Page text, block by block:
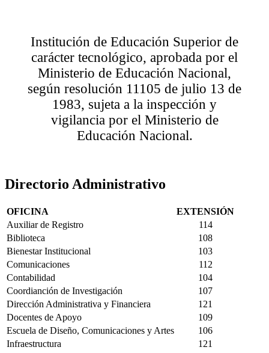
Institución de Educación Superior de
carácter tecnológico, aprobada por el
Ministerio de Educación Nacional,
según resolución 11105 de julio 13 de
1983, sujeta a la inspección y
vigilancia por el Ministerio de
Educación Nacional.
Directorio Administrativo
OFICINA
EXTENSIÓN
Auxiliar de Registro
114
Biblioteca
108
Bienestar Institucional
103
Comunicaciones
112
Contabilidad
104
Coordianción de Investigación
107
Dirección Administrativa y Financiera
121
Docentes de Apoyo
109
Escuela de Diseño, Comunicaciones y Artes
106
Infraestructura
121